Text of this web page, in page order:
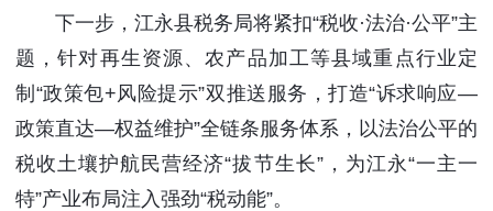
下一步，江永县税务局将紧扣“税收·法治·公平”主
题，针对再生资源、农产品加工等县域重点行业定
制“政策包+风险提示”双推送服务，打造“诉求响应—
政策直达—权益维护”全链条服务体系，以法治公平的
税收土壤护航民营经济“拔节生长”，为江永“一主一
特”产业布局注入强劲“税动能”。